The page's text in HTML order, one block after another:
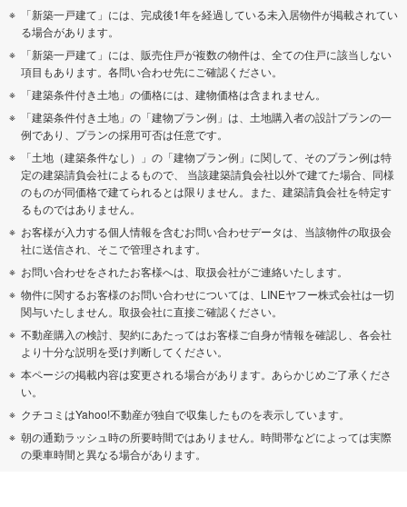
「新築一戸建て」には、完成後1年を経過している未入居物件が掲載されてい
る場合があります。
「新築一戸建て」には、販売住戸が複数の物件は、全ての住戸に該当しない
項目もあります。各問い合わせ先にご確認ください。
「建築条件付き土地」の価格には、建物価格は含まれません。
「建築条件付き土地」の「建物プラン例」は、土地購入者の設計プランの一
例であり、プランの採用可否は任意です。
「土地（建築条件なし）」の「建物プラン例」に関して、そのプラン例は特
定の建築請負会社によるもので、 当該建築請負会社以外で建てた場合、同様
のものが同価格で建てられるとは限りません。また、建築請負会社を特定す
るものではありません。
お客様が入力する個人情報を含むお問い合わせデータは、当該物件の取扱会
社に送信され、そこで管理されます。
お問い合わせをされたお客様へは、取扱会社がご連絡いたします。
物件に関するお客様のお問い合わせについては、LINEヤフー株式会社は一切
関与いたしません。取扱会社に直接ご確認ください。
不動産購入の検討、契約にあたってはお客様ご自身が情報を確認し、各会社
より十分な説明を受け判断してください。
本ページの掲載内容は変更される場合があります。あらかじめご了承くださ
い。
クチコミはYahoo!不動産が独自で収集したものを表示しています。
朝の通勤ラッシュ時の所要時間ではありません。時間帯などによっては実際
の乗車時間と異なる場合があります。